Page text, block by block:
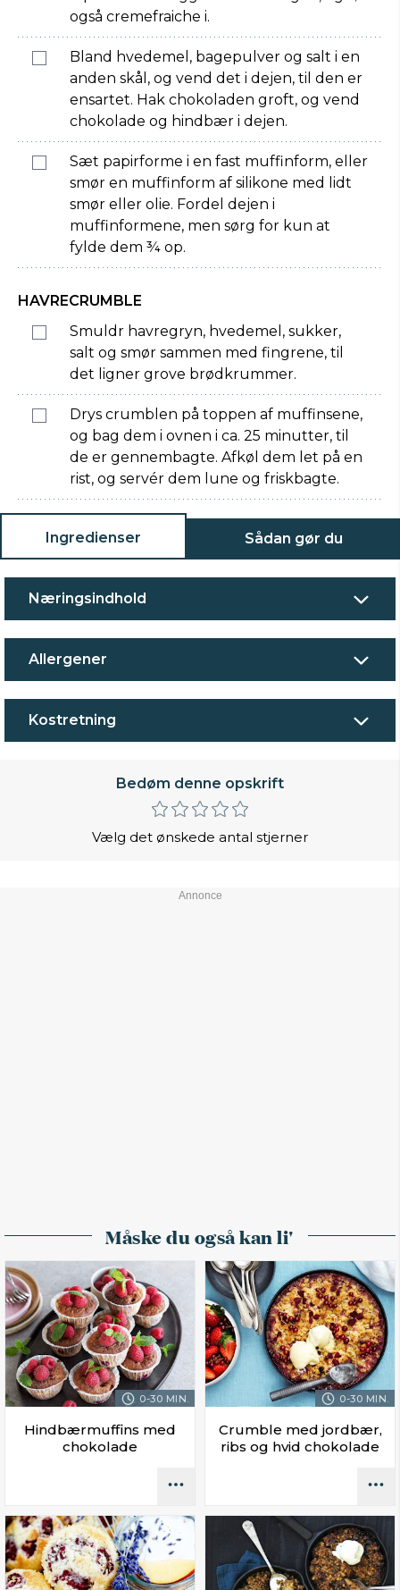
også cremefraiche i.
Bland hvedemel, bagepulver og salt i en
anden skål, og vend det i dejen, til den er
ensartet. Hak chokoladen groft, og vend
chokolade og hindbær i dejen.
Sæt papirforme i en fast muffinform, eller
smør en muffinform af silikone med lidt
smør eller olie. Fordel dejen i
muffinformene, men sørg for kun at
fylde dem ¾ op.
HAVRECRUMBLE
Smuldr havregryn, hvedemel, sukker,
salt og smør sammen med fingrene, til
det ligner grove brødkrummer.
Drys crumblen på toppen af muffinsene,
og bag dem i ovnen i ca. 25 minutter, til
de er gennembagte. Afkøl dem let på en
rist, og servér dem lune og friskbagte.
Ingredienser Sådan gør du
Næringsindhold
Allergener
Kostretning
Bedøm denne opskrift
Vælg det ønskede antal stjerner
Måske du også kan li'
0-30 MIN.
Hindbærmuffins med
chokolade
0-30 MIN.
Crumble med jordbær,
ribs og hvid chokolade